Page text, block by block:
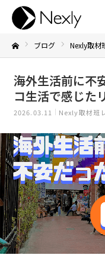
ブログ Nexly取材
海外生活前に不
コ生活で感じた
2026.03.11 Nexly取材班